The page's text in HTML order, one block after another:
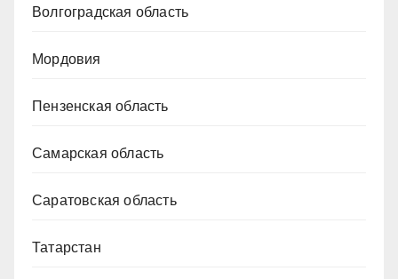
Волгоградская область
Мордовия
Пензенская область
Самарская область
Саратовская область
Татарстан